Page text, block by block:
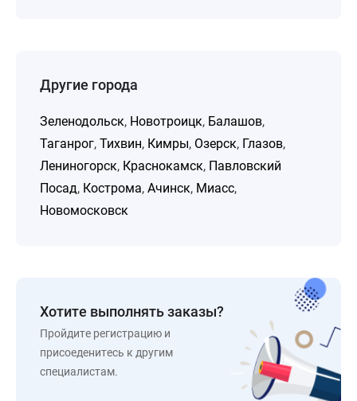
Другие города
Зеленодольск, Новотроицк, Балашов,
Таганрог, Тихвин, Кимры, Озерск, Глазов,
Лениногорск, Краснокамск, Павловский
Посад, Кострома, Ачинск, Миасс,
Новомосковск
Хотите выполнять заказы?
Пройдите регистрацию и
присоеденитесь к другим
специалистам.